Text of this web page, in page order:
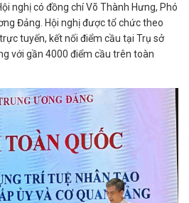
nghị có đồng chí Võ Thành Hưng, Phó
Đảng. Hội nghị được tổ chức theo
tuyến, kết nối điểm cầu tại Trụ sở
với gần 4000 điểm cầu trên toàn